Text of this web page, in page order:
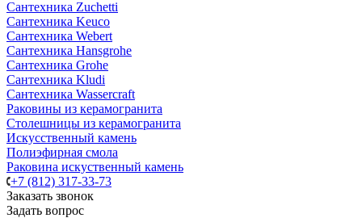
Сантехника Zuchetti
Сантехника Keuco
Сантехника Webert
Сантехника Hansgrohe
Сантехника Grohe
Сантехника Kludi
Сантехника Wassercraft
Раковины из керамогранита
Столешницы из керамогранита
Искусственный камень
Полиэфирная смола
Раковина искуственный камень
+7 (812) 317-33-73
Заказать звонок
Задать вопрос